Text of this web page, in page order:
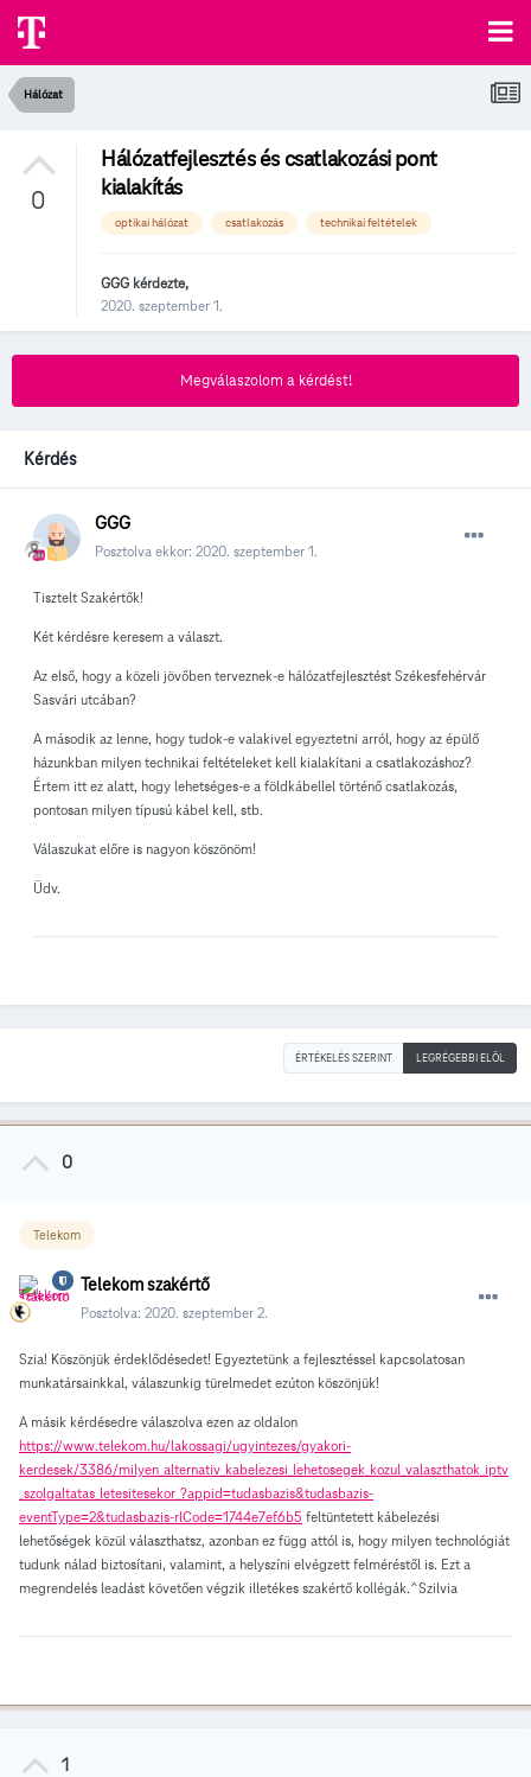
Hálózat
0
Hálózatfejlesztés és csatlakozási pont
kialakítás
optikai hálózat csatlakozás technikai feltételek
GGG kérdezte,
2020. szeptember 1.
Megválaszolom a kérdést!
Kérdés
GGG
Posztolva ekkor: 2020. szeptember 1.
Tisztelt Szakértők!
Két kérdésre keresem a választ.
Az első, hogy a közeli jövőben terveznek-e hálózatfejlesztést Székesfehérvár
Sasvári utcában?
A második az lenne, hogy tudok-e valakivel egyeztetni arról, hogy az épülő
házunkban milyen technikai feltételeket kell kialakítani a csatlakozáshoz?
Értem itt ez alatt, hogy lehetséges-e a földkábellel történő csatlakozás,
pontosan milyen típusú kábel kell, stb.
Válaszukat előre is nagyon köszönöm!
Üdv.
ÉRTÉKELÉS SZERINT LEGRÉGEBBI ELÖL
0
Telekom
Telekom szakértő
Posztolva: 2020. szeptember 2.
Szia! Köszönjük érdeklődésedet! Egyeztetünk a fejlesztéssel kapcsolatosan
munkatársainkkal, válaszunkig türelmedet ezúton köszönjük!
A másik kérdésedre válaszolva ezen az oldalon
https://www.telekom.hu/lakossagi/ugyintezes/gyakori-
kerdesek/3386/milyen_alternativ_kabelezesi_lehetosegek_kozul_valaszthatok_iptv
_szolgaltatas_letesitesekor_?appid=tudasbazis&tudasbazis-
eventType=2&tudasbazis-rlCode=1744e7ef6b5 feltüntetett kábelezési
lehetőségek közül választhatsz, azonban ez függ attól is, hogy milyen technológiát
tudunk nálad biztosítani, valamint, a helyszíni elvégzett felméréstől is. Ezt a
megrendelés leadást követően végzik illetékes szakértő kollégák.^Szilvia
1